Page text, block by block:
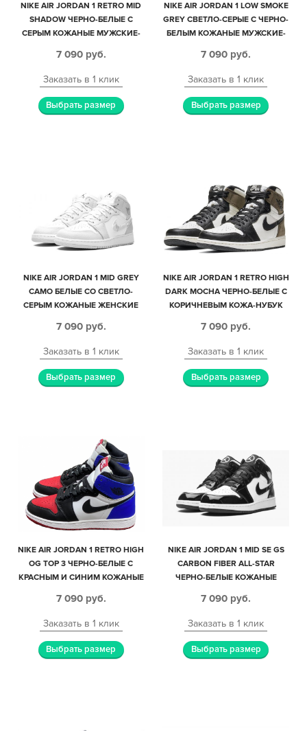
NIKE AIR JORDAN 1 RETRO MID
SHADOW ЧЕРНО-БЕЛЫЕ С
СЕРЫМ КОЖАНЫЕ МУЖСКИЕ-
7 090 руб.
Заказать в 1 клик
Выбрать размер
NIKE AIR JORDAN 1 LOW SMOKE
GREY СВЕТЛО-СЕРЫЕ С ЧЕРНО-
БЕЛЫМ КОЖАНЫЕ МУЖСКИЕ-
7 090 руб.
Заказать в 1 клик
Выбрать размер
NIKE AIR JORDAN 1 MID GREY
CAMO БЕЛЫЕ СО СВЕТЛО-
СЕРЫМ КОЖАНЫЕ ЖЕНСКИЕ
7 090 руб.
Заказать в 1 клик
Выбрать размер
NIKE AIR JORDAN 1 RETRO HIGH
DARK MOCHA ЧЕРНО-БЕЛЫЕ С
КОРИЧНЕВЫМ КОЖА-НУБУК
7 090 руб.
Заказать в 1 клик
Выбрать размер
NIKE AIR JORDAN 1 RETRO HIGH
OG TOP 3 ЧЕРНО-БЕЛЫЕ С
КРАСНЫМ И СИНИМ КОЖАНЫЕ
7 090 руб.
Заказать в 1 клик
Выбрать размер
NIKE AIR JORDAN 1 MID SE GS
CARBON FIBER ALL-STAR
ЧЕРНО-БЕЛЫЕ КОЖАНЫЕ
7 090 руб.
Заказать в 1 клик
Выбрать размер